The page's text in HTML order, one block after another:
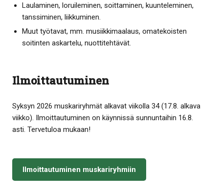
Laulaminen, loruileminen, soittaminen, kuunteleminen,
tanssiminen, liikkuminen.
Muut työtavat, mm. musiikkimaalaus, omatekoisten
soitinten askartelu, nuottitehtävät.
Ilmoittautuminen
Syksyn 2026 muskariryhmät alkavat viikolla 34 (17.8. alkava
viikko). Ilmoittautuminen on käynnissä sunnuntaihin 16.8.
asti. Tervetuloa mukaan!
Ilmoittautuminen muskariryhmiin